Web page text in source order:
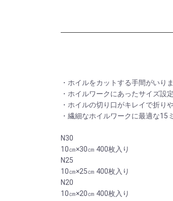
・ホイルをカットする手間がいりま
・ホイルワークにあったサイズ設定
・ホイルの切り口がキレイで折りや
・繊細なホイルワークに最適な15
N30
10㎝×30㎝ 400枚入り
N25
10㎝×25㎝ 400枚入り
N20
10㎝×20㎝ 400枚入り